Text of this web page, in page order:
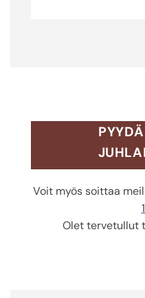
Voit myös soittaa
Olet tervetullut